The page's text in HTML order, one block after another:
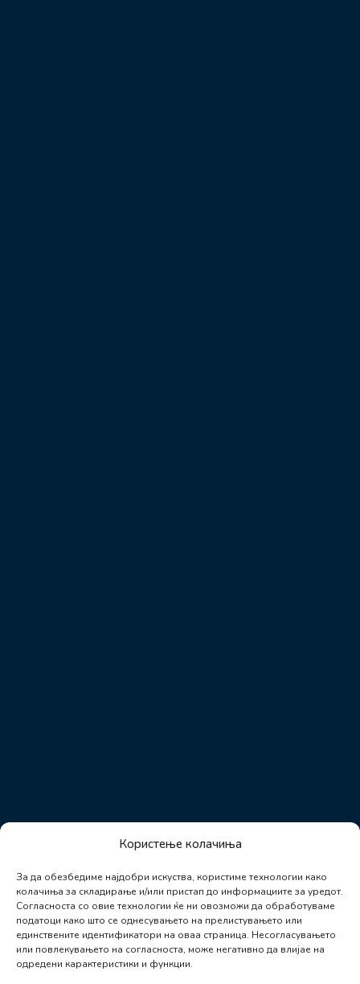
Користење колачиња
За да обезбедиме најдобри искуства, користиме технологии како
колачиња за складирање и/или пристап до информациите за уредот.
Согласноста со овие технологии ќе ни овозможи да обработуваме
податоци како што се однесувањето на прелистувањето или
единствените идентификатори на оваа страница. Несогласувањето
или повлекувањето на согласноста, може негативно да влијае на
одредени карактеристики и функции.